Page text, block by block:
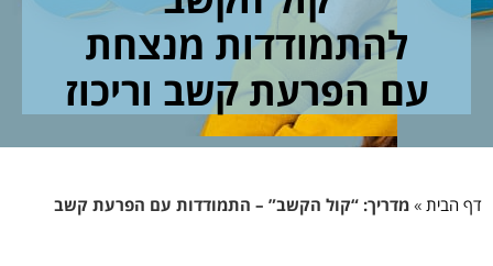
להתמודדות מנצחת
עם הפרעת קשב וריכוז
דף הבית » מדריך: “קול הקשב” – התמודדות עם הפרעת קשב